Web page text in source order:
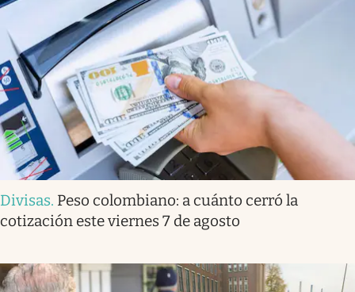
Divisas. Peso colombiano: a cuánto cerró la
cotización este viernes 7 de agosto